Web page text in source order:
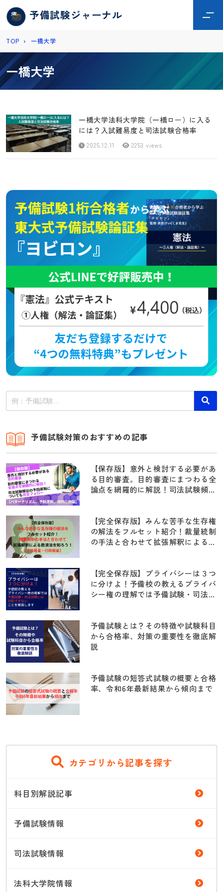
予備試験ジャーナル
TOP › 一橋大学
一橋大学
一橋大学法科大学院（一橋ロー）に入る
には？入試難易度と司法試験合格率
2025.12.11 2253 views
予備試験対策のおすすめの記事
【保存版】意外と検討する必要があ
る目的審査。目的審査にまつわる全
論点を網羅的に解説！司法試験頻出
二分論】
【完全保存版】みんな苦手な生存権
の解法をフルセット紹介！裁量統制
の手法と合わせて拡張解釈による救
【完全保存版】プライバシーは３つ
に分けよ！予備校の教えるプライバ
シー権の理解では予備試験・司法試
前科照会事件・早稲田大学江沢民事
件・指紋押捺事件】
予備試験とは？その特徴や試験科目
から合格率、対策の重要性を徹底解
説
予備試験の短答式試験の概要と合格
率、令和6年最新結果から傾向まで
カテゴリから記事を探す
科目別解説記事
予備試験情報
司法試験情報
法科大学院情報